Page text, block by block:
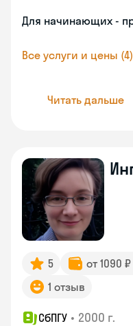
Для начинающих -
Все услуги и цены (4)
Читать дальше
5 от 1090
1 отзыв
СбПГУ • 2000 г.